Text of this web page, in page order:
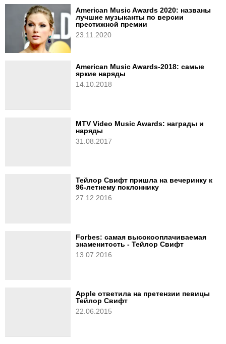
American Music Awards 2020: названы
лучшие музыканты по версии
престижной премии
23.11.2020
American Music Awards-2018: самые
яркие наряды
14.10.2018
MTV Video Music Awards: награды и
наряды
31.08.2017
Тейлор Свифт пришла на вечеринку к
96-летнему поклоннику
27.12.2016
Forbes: самая высокооплачиваемая
знаменитость - Тейлор Свифт
13.07.2016
Apple ответила на претензии певицы
Тейлор Свифт
22.06.2015